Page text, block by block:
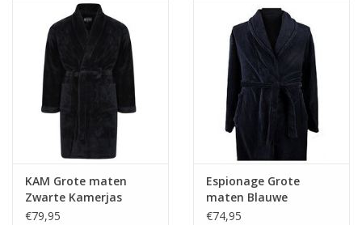
KAM Grote maten
Zwarte Kamerjas
€79,95
Espionage Grote
maten Blauwe
Kamerjas
€74,95